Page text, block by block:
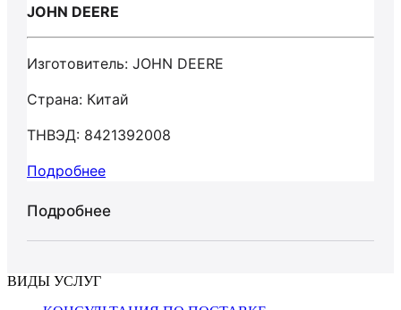
JOHN DEERE
Изготовитель: JOHN DEERE
Страна: Китай
ТНВЭД: 8421392008
Подробнее
Подробнее
ВИДЫ УСЛУГ